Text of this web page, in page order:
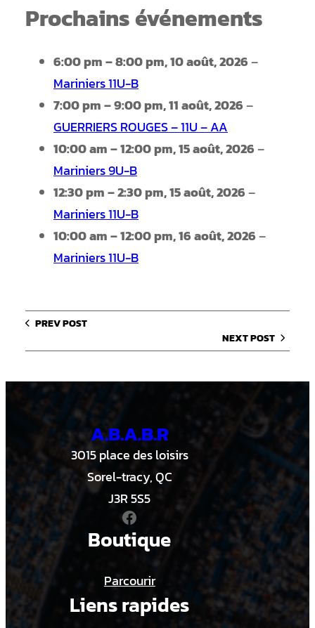
Prochains événements
6:00 pm–8:00 pm,10 août, 2026–
Mariniers 11U-B
7:00 pm–9:00 pm,11 août, 2026–
GUERRIERS ROUGES – 11U – AA
10:00 am–12:00 pm,15 août, 2026–
Mariniers 9U-B
12:30 pm–2:30 pm,15 août, 2026–
Mariniers 11U-B
10:00 am–12:00 pm,16 août, 2026–
Mariniers 11U-B
PREV POST
NEXT POST
A.B.A.B.R
3015 place des loisirs
Sorel-tracy, QC
J3R 5S5
Facebook
Boutique
Parcourir
Liens rapides